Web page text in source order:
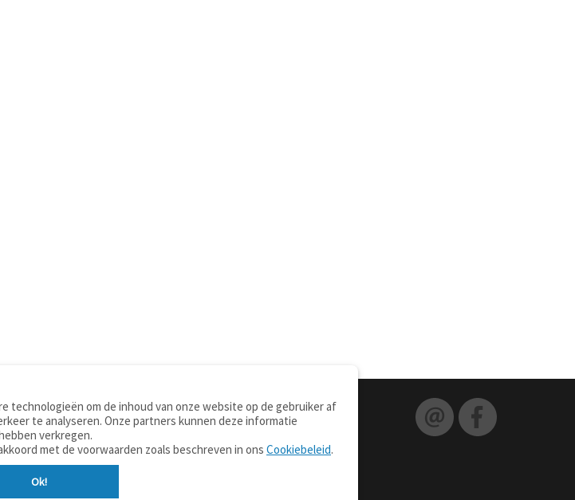
WOORDENBOEKEN
Nederlands - Engels
Nederlands - Duits
Nederlands - Spaans
technologieën om de inhoud van onze website op de gebruiker af
te analyseren. Onze partners kunnen deze informatie
verkregen.
met de voorwaarden zoals beschreven in ons Cookiebeleid.
Ok!